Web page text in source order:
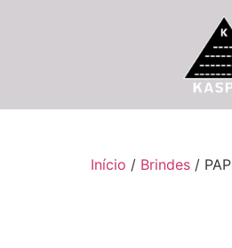
Início / Brindes /